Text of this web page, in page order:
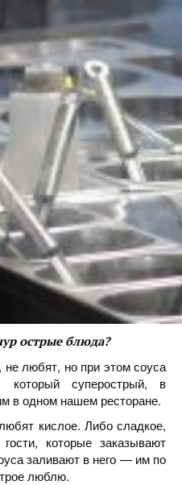
острые блюда?
любят, но при этом соуса
который суперострый, в
в одном нашем ресторане.
кислое. Либо сладкое,
которые заказывают
заливают в него — им по
люблю.